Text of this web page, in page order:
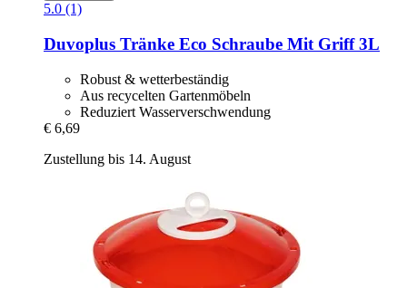
5.0 (1)
Duvoplus Tränke Eco Schraube Mit Griff 3L
Robust & wetterbeständig
Aus recycelten Gartenmöbeln
Reduziert Wasserverschwendung
€ 6,69
Zustellung bis 14. August